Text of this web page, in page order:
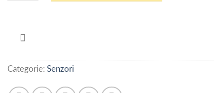
Categorie: Senzori